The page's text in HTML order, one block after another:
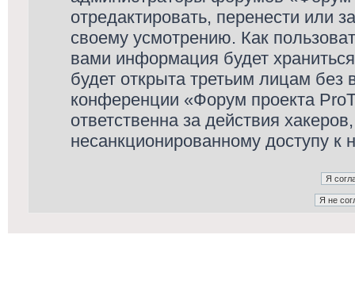
отредактировать, перенести или
своему усмотрению. Как
вами информация будет
будет открыта третьим лицам
конференции «Форум проекта
ответственна за действия
несанкционированному доступу к